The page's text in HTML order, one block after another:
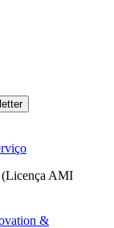
(Licença AMI
&